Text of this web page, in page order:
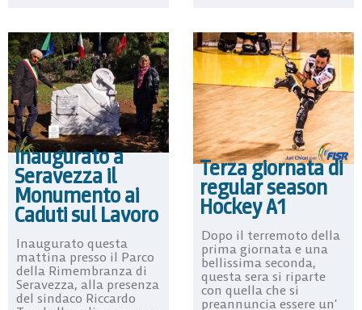
Inaugurato a
Seravezza il
Monumento ai
Caduti sul Lavoro
Inaugurato questa
mattina presso il Parco
della Rimembranza di
Seravezza, alla presenza
del sindaco Riccardo
Terza giornata di
regular season
Hockey A1
Dopo il terremoto della
prima giornata e una
bellissima seconda,
questa sera si riparte
con quella che si
preannuncia essere un’